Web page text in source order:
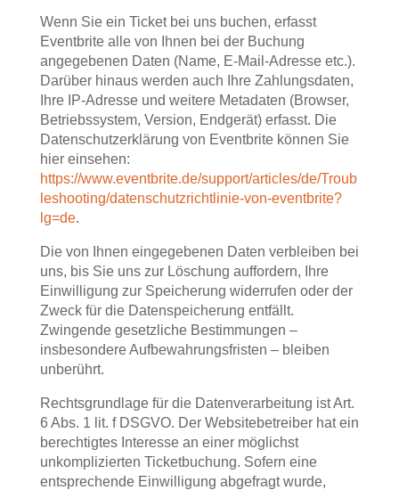
Wenn Sie ein Ticket bei uns buchen, erfasst
Eventbrite alle von Ihnen bei der Buchung
angegebenen Daten (Name, E-Mail-Adresse etc.).
Darüber hinaus werden auch Ihre Zahlungsdaten,
Ihre IP-Adresse und weitere Metadaten (Browser,
Betriebssystem, Version, Endgerät) erfasst. Die
Datenschutzerklärung von Eventbrite können Sie
hier einsehen:
https://www.eventbrite.de/support/articles/de/Troub
leshooting/datenschutzrichtlinie-von-eventbrite?
lg=de.
Die von Ihnen eingegebenen Daten verbleiben bei
uns, bis Sie uns zur Löschung auffordern, Ihre
Einwilligung zur Speicherung widerrufen oder der
Zweck für die Datenspeicherung entfällt.
Zwingende gesetzliche Bestimmungen –
insbesondere Aufbewahrungsfristen – bleiben
unberührt.
Rechtsgrundlage für die Datenverarbeitung ist Art.
6 Abs. 1 lit. f DSGVO. Der Websitebetreiber hat ein
berechtigtes Interesse an einer möglichst
unkomplizierten Ticketbuchung. Sofern eine
entsprechende Einwilligung abgefragt wurde,